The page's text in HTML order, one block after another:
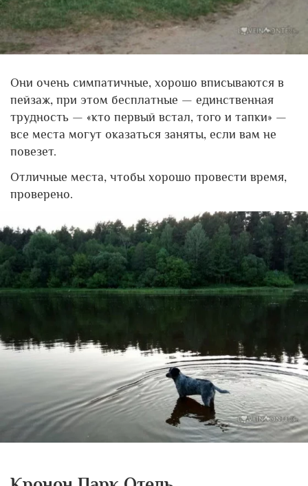
Они очень симпатичные, хорошо вписываются в
пейзаж, при этом бесплатные — единственная
трудность — «кто первый встал, того и тапки» —
все места могут оказаться заняты, если вам не
повезет.
Отличные места, чтобы хорошо провести время,
проверено.